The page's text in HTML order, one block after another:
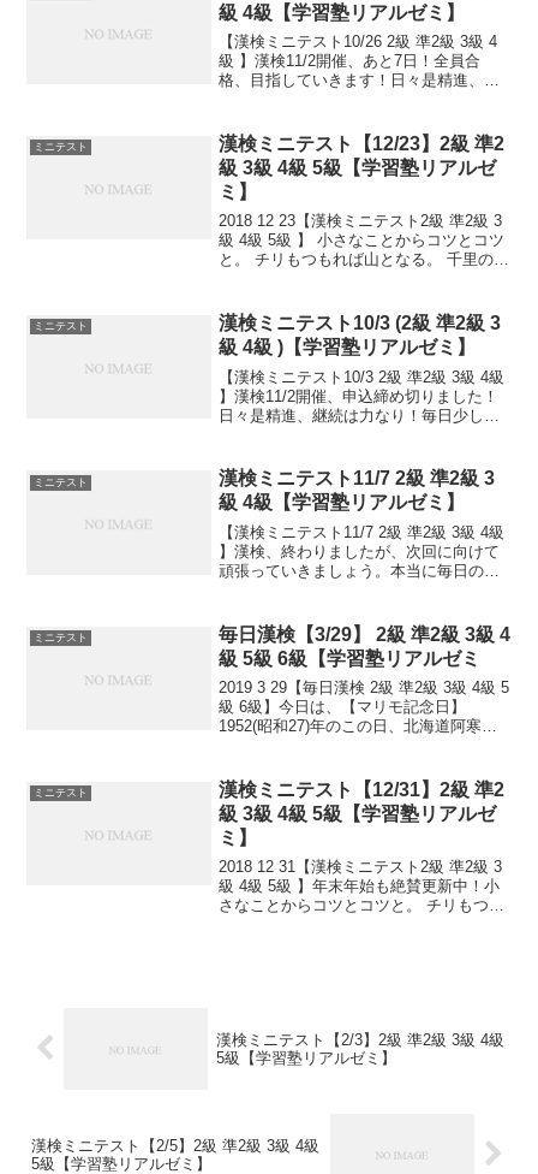
級 4級【学習塾リアルゼミ】
【漢検ミニテスト10/26 2級 準2級 3級 4
級 】漢検11/2開催、あと7日！全員合
格、目指していきます！日々是精進、継
ミニテスト
漢検ミニテスト【12/23】2級 準2
級 3級 4級 5級【学習塾リアルゼ
ミ】
2018 12 23【漢検ミニテスト2級 準2級 3
級 4級 5級 】 小さなことからコツとコツ
と。 チリもつもれば山となる。 千里の道
は皆さんだいたいできますが、...
ミニテスト
漢検ミニテスト10/3 (2級 準2級 3
級 4級 )【学習塾リアルゼミ】
【漢検ミニテスト10/3 2級 準2級 3級 4級
】漢検11/2開催、申込締め切りました！
日々是精進、継続は力なり！毎日少しず
ミニテスト
漢検ミニテスト11/7 2級 準2級 3
級 4級【学習塾リアルゼミ】
【漢検ミニテスト11/7 2級 準2級 3級 4級
】漢検、終わりましたが、次回に向けて
頑張っていきましょう。本当に毎日の積
里の道も一歩から。日々是精進、継続は
力なり！...
ミニテスト
毎日漢検【3/29】 2級 準2級 3級 4
級 5級 6級【学習塾リアルゼミ
2019 3 29【毎日漢検 2級 準2級 3級 4級 5
級 6級】今日は、【マリモ記念日】
1952(昭和27)年のこの日、北海道阿寒湖
群遊海面、鹿児島県出水市のナベヅ...
ミニテスト
漢検ミニテスト【12/31】2級 準2
級 3級 4級 5級【学習塾リアルゼ
ミ】
2018 12 31【漢検ミニテスト2級 準2級 3
級 4級 5級 】年末年始も絶賛更新中！小
さなことからコツとコツと。 チリもつも
漢検ミニテスト【2/3】2級 準2級 3級 4級
5級【学習塾リアルゼミ】
漢検ミニテスト【2/5】2級 準2級 3級 4級
5級【学習塾リアルゼミ】